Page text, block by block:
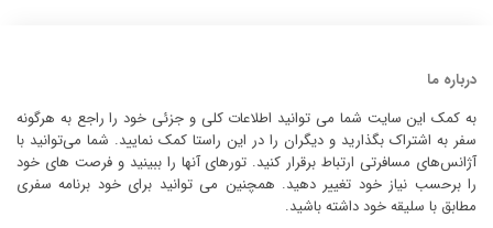
درباره ما
به کمک این سایت شما می توانید اطلاعات کلی و جزئی خود را راجع به هرگونه
سفر به اشتراک بگذارید و دیگران را در این راستا کمک نمایید. شما می‌توانید با
آژانس‌های مسافرتی ارتباط برقرار کنید. تورهای آنها را ببینید و فرصت های خود
را برحسب نیاز خود تغییر دهید. همچنین می توانید برای خود برنامه سفری
مطابق با سلیقه خود داشته باشید.